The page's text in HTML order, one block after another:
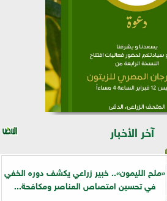
آخر الأخبار
«ملح الليمون».. خبير زراعي يكشف دوره الخفي
في تحسين امتصاص العناصر ومكافحة...